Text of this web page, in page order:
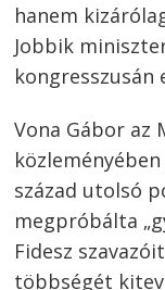
hanem
Jobbik
kongresszusán
Vona Gábor
század utolsó
megpróbálta
Fidesz
többségét